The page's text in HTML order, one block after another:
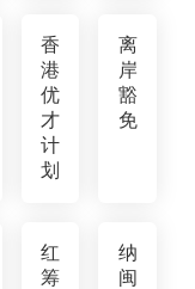
香
港
优
才
计
划
离
岸
豁
免
红
筹
纳
闽